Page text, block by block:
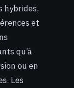
hybrides,
et
qu’à
ou en
Les